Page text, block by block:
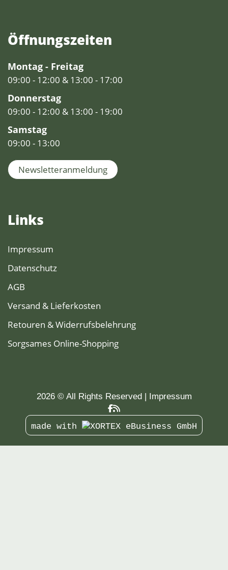
Öffnungs­zeiten
Montag - Freitag
09:00 - 12:00 & 13:00 - 17:00
Donnerstag
09:00 - 12:00 & 13:00 - 19:00
Samstag
09:00 - 13:00
Newsletteranmeldung
Links
Impressum
Datenschutz
AGB
Versand & Lieferkosten
Retouren & Widerrufsbelehrung
Sorgsames Online-Shopping
2026 © All Rights Reserved Impressum
made with